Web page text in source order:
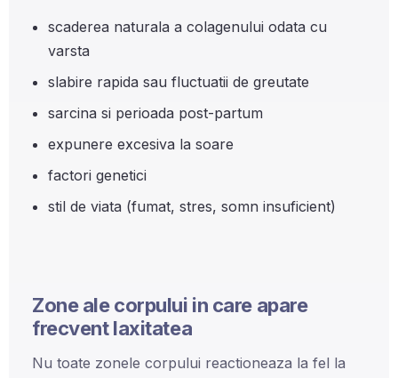
scaderea naturala a colagenului odata cu
varsta
slabire rapida sau fluctuatii de greutate
sarcina si perioada post-partum
expunere excesiva la soare
factori genetici
stil de viata (fumat, stres, somn insuficient)
Zone ale corpului in care apare
frecvent laxitatea
Nu toate zonele corpului reactioneaza la fel la